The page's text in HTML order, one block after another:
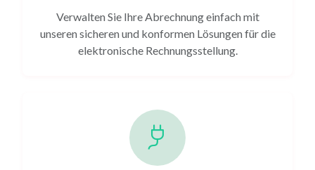
Verwalten Sie Ihre Abrechnung einfach mit
unseren sicheren und konformen Lösungen für die
elektronische Rechnungsstellung.